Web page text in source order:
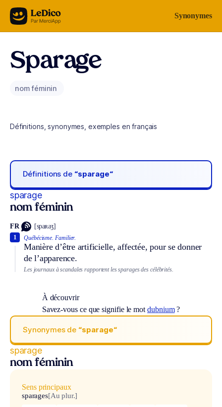
Aller au contenu Synonymes
Sparage
nom féminin
Définitions, synonymes, exemples en français
Définitions de “sparage“
sparage
nom féminin
FR [spaʀaʒ]
Québécisme. Familier.
Manière d’être artificielle, affectée, pour se donner
de l’apparence.
1
Les journaux à scandales rapportent les sparages des célébrités.
À découvrir
Savez-vous ce que signifie le mot dubnium?
Synonymes de “sparage“
sparage
nom féminin
Sens principaux
sparages[Au plur.]